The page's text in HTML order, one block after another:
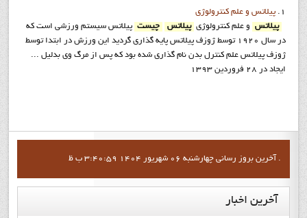
1.
پيلاتس و علم کنترولوژي
پيلاتس
و علم کنترولوژی پيلاتس چيست پیلاتس ﺳﯿﺴﺘﻢ ورزﺷﯽ اﺳﺖ ﮐﻪ
در ﺳﺎل ١٩٢٠ ﺗﻮﺳﻂ ژوزف ﭘﯿﻼﺗﺲ ﭘﺎﯾﻪ ﮔﺬاری ﮔﺮدﯾﺪ اﯾﻦ ورزش در اﺑﺘﺪا ﺗﻮﺳﻂ
ژوزف ﭘﯿﻼﺗﺲ ﻋﻠﻢ ﮐﻨﺘﺮل ﺑﺪن ﻧﺎم ﮔﺬاری ﺷﺪه ﺑﻮد ﮐﻪ ﭘﺲ از ﻣﺮگ وی ﺑﺪﻟﯿﻞ ...
ایجاد در 28 فروردين 1393
آخرين بروز رساني چهارشنبه 06 شهریور 1404 3:40:59 ب ظ .
آخرین اخبار